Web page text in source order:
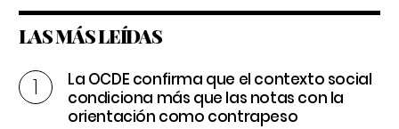
LAS MÁS LEÍDAS
La OCDE confirma que el contexto social
condiciona más que las notas con la
orientación como contrapeso